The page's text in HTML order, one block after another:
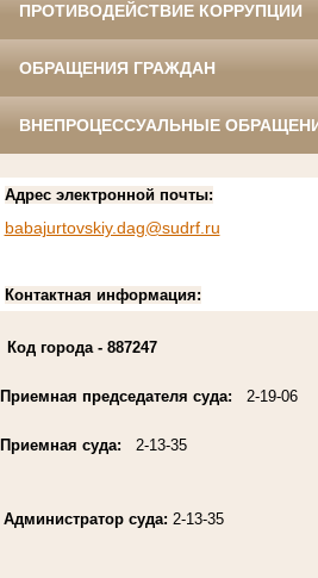
ПРОТИВОДЕЙСТВИЕ КОРРУПЦИИ
ОБРАЩЕНИЯ ГРАЖДАН
ВНЕПРОЦЕССУАЛЬНЫЕ
Адрес электронной почты:
babajurtovskiy.dag@sudrf.ru
Контактная информация:
Код города- 887247
Приемная председателя суда: 2-19-06
Приемная суда: 2-13-35
Администратор суда: 2-13-35